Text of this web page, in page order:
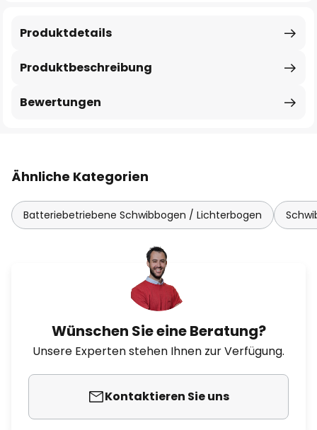
Produktbeschreibung
Produktdetails
Bewertungen
Ähnliche Kategorien
Batteriebetriebene Schwibbogen / Lichterbogen
Wünschen Sie eine Beratung?
Unsere Experten stehen Ihnen zur Verfügung.
Kontaktieren Sie uns